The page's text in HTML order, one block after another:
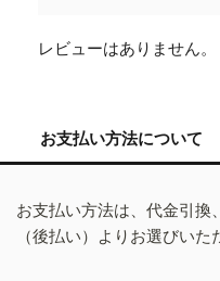
レビューはありません。
お支払い方法について
お支払い方法は、代金引換
（後払い）よりお選びいた